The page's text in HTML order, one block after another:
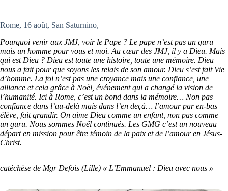
Rome, 16 août, San Saturnino,
Pourquoi venir aux JMJ, voir le Pape ? Le pape n’est pas un guru
mais un homme pour vous et moi. Au cœur des JMJ, il y a Dieu. Mais
qui est Dieu ? Dieu est toute une histoire, toute une mémoire. Dieu
nous a fait pour que soyons les relais de son amour. Dieu s’est fait Vie
d’homme. La foi n’est pas une croyance mais une confiance, une
alliance et cela grâce à Noël, événement qui a changé la vision de
l’humanité. Ici à Rome, c’est un bond dans la mémoire… Non pas
confiance dans l’au-delà mais dans l’en deçà… l’amour par en-bas
élève, fait grandir. On aime Dieu comme un enfant, non pas comme
un guru. Nous sommes Noël continués. Les GMG c’est un nouveau
départ en mission pour être témoin de la paix et de l’amour en Jésus-
Christ.
catéchèse de Mgr Defois (Lille) « L’Emmanuel : Dieu avec nous »